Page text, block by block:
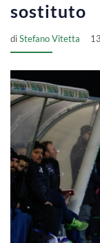
sostituto
diStefano Vitetta